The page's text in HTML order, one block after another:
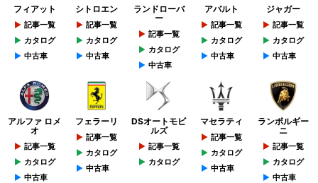
フィアット
記事一覧
カタログ
中古車
シトロエン
記事一覧
カタログ
中古車
ランドローバ
ー
記事一覧
カタログ
中古車
アバルト
記事一覧
カタログ
中古車
ジャガー
記事一覧
カタログ
中古車
アルファ ロメ
オ
記事一覧
カタログ
中古車
フェラーリ
記事一覧
カタログ
中古車
DSオートモビ
ルズ
記事一覧
カタログ
マセラティ
記事一覧
カタログ
中古車
ランボルギー
ニ
記事一覧
カタログ
中古車